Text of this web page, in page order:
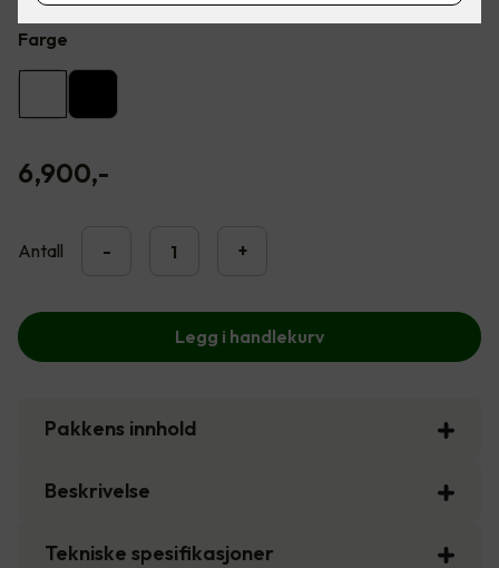
Farge
6,900,-
Antall - +
Legg i handlekurv
Pakkens innhold
Beskrivelse
Tekniske spesifikasjoner